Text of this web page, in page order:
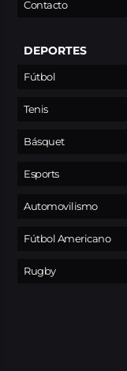
Contacto
DEPORTES
Fútbol
Tenis
Básquet
Esports
Automovilismo
Fútbol Americano
Rugby